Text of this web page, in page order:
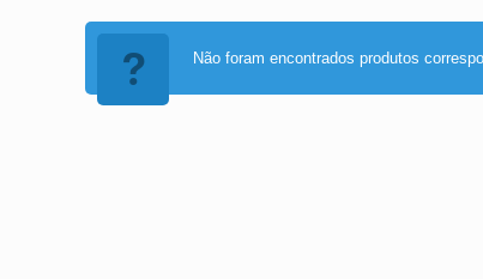
Não foram encontrados produtos